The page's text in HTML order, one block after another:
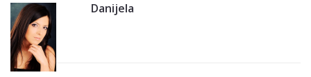
Danijela